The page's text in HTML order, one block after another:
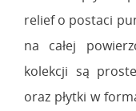
relief o postaci
na całej
kolekcji są
oraz płytki w